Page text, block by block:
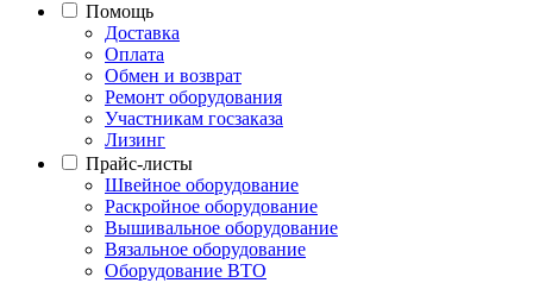
Помощь
Доставка
Оплата
Обмен и возврат
Ремонт оборудования
Участникам госзаказа
Лизинг
Прайс-листы
Швейное оборудование
Раскройное оборудование
Вышивальное оборудование
Вязальное оборудование
Оборудование ВТО